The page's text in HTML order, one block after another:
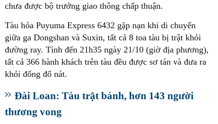
chưa được bộ trưởng giao thông chấp thuận.
Tàu hỏa Puyuma Express 6432 gặp nạn khi di chuyển
giữa ga Dongshan và Suxin, tất cả 8 toa tàu bị trật khỏi
đường ray. Tính đến 21h35 ngày 21/10 (giờ địa phương),
tất cả 366 hành khách trên tàu đều được sơ tán và đưa ra
khỏi đống đổ nát.
Đài Loan: Tàu trật bánh, hơn 143 người
thương vong